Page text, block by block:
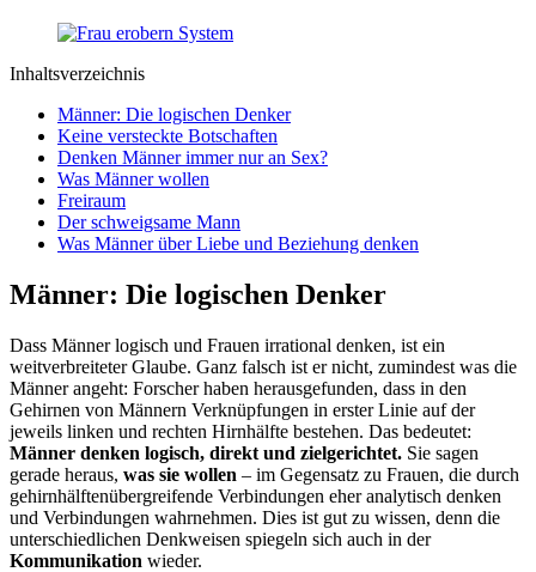
Inhaltsverzeichnis
Männer: Die logischen Denker
Keine versteckte Botschaften
Denken Männer immer nur an Sex?
Was Männer wollen
Freiraum
Der schweigsame Mann
Was Männer über Liebe und Beziehung denken
Männer: Die logischen Denker
Dass Männer logisch und Frauen irrational denken, ist ein
weitverbreiteter Glaube. Ganz falsch ist er nicht, zumindest was die
Männer angeht: Forscher haben herausgefunden, dass in den
Gehirnen von Männern Verknüpfungen in erster Linie auf der
jeweils linken und rechten Hirnhälfte bestehen. Das bedeutet:
Männer denken logisch, direkt und zielgerichtet. Sie sagen
gerade heraus, was sie wollen – im Gegensatz zu Frauen, die durch
gehirnhälftenübergreifende Verbindungen eher analytisch denken
und Verbindungen wahrnehmen. Dies ist gut zu wissen, denn die
unterschiedlichen Denkweisen spiegeln sich auch in der
Kommunikation wieder.